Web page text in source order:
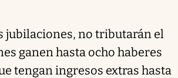
jubilaciones, no tributarán el
ganen hasta ocho haberes
tengan ingresos extras hasta